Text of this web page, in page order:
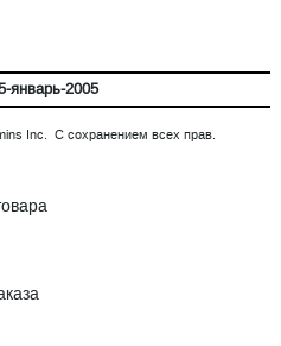
январь-2005
Inc. С сохранением всех прав.